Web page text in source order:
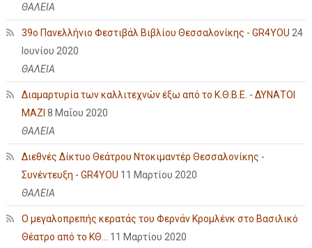
ΘΑΛΕΙΑ
39ο Πανελλήνιο Φεστιβάλ Βιβλίου Θεσσαλονίκης - GR4YOU 24
Ιουνίου 2020
ΘΑΛΕΙΑ
Διαμαρτυρία των καλλιτεχνών έξω από το Κ.Θ.Β.Ε. - ΔΥΝΑΤΟΙ
ΜΑΖΙ 8 Μαΐου 2020
ΘΑΛΕΙΑ
Διεθνές Δίκτυο Θεάτρου Ντοκιμαντέρ Θεσσαλονίκης -
Συνέντευξη - GR4YOU 11 Μαρτίου 2020
ΘΑΛΕΙΑ
Ο μεγαλοπρεπής κερατάς του Φερνάν Κρομλένκ στο Βασιλικό
Θέατρο από το ΚΘ...
11 Μαρτίου 2020